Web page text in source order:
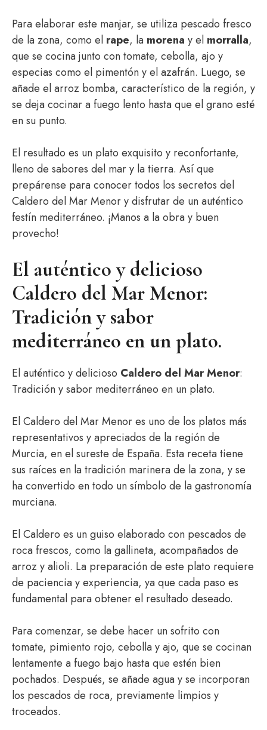
Para elaborar este manjar, se utiliza pescado fresco
de la zona, como el rape, la morena y el morralla,
que se cocina junto con tomate, cebolla, ajo y
especias como el pimentón y el azafrán. Luego, se
añade el arroz bomba, característico de la región, y
se deja cocinar a fuego lento hasta que el grano esté
en su punto.
El resultado es un plato exquisito y reconfortante,
lleno de sabores del mar y la tierra. Así que
prepárense para conocer todos los secretos del
Caldero del Mar Menor y disfrutar de un auténtico
festín mediterráneo. ¡Manos a la obra y buen
provecho!
El auténtico y delicioso
Caldero del Mar Menor:
Tradición y sabor
mediterráneo en un plato.
El auténtico y delicioso Caldero del Mar Menor:
Tradición y sabor mediterráneo en un plato.
El Caldero del Mar Menor es uno de los platos más
representativos y apreciados de la región de
Murcia, en el sureste de España. Esta receta tiene
sus raíces en la tradición marinera de la zona, y se
ha convertido en todo un símbolo de la gastronomía
murciana.
El Caldero es un guiso elaborado con pescados de
roca frescos, como la gallineta, acompañados de
arroz y alioli. La preparación de este plato requiere
de paciencia y experiencia, ya que cada paso es
fundamental para obtener el resultado deseado.
Para comenzar, se debe hacer un sofrito con
tomate, pimiento rojo, cebolla y ajo, que se cocinan
lentamente a fuego bajo hasta que estén bien
pochados. Después, se añade agua y se incorporan
los pescados de roca, previamente limpios y
troceados.